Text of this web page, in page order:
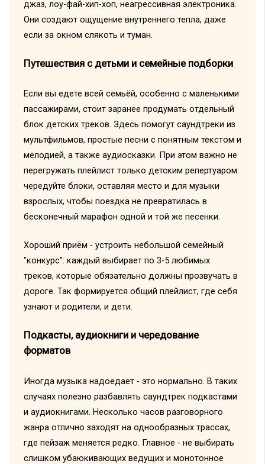
джаз, лоу-фай-хип-хоп, неагрессивная электроника.
Они создают ощущение внутреннего тепла, даже
если за окном слякоть и туман.
Путешествия с детьми и семейные подборки
Если вы едете всей семьёй, особенно с маленькими
пассажирами, стоит заранее продумать отдельный
блок детских треков. Здесь помогут саундтреки из
мультфильмов, простые песни с понятным текстом и
мелодией, а также аудиосказки. При этом важно не
перегружать плейлист только детским репертуаром:
чередуйте блоки, оставляя место и для музыки
взрослых, чтобы поездка не превратилась в
бесконечный марафон одной и той же песенки.
Хороший приём - устроить небольшой семейный
"конкурс": каждый выбирает по 3-5 любимых
треков, которые обязательно должны прозвучать в
дороге. Так формируется общий плейлист, где себя
узнают и родители, и дети.
Подкасты, аудиокниги и чередование
форматов
Иногда музыка надоедает - это нормально. В таких
случаях полезно разбавлять саундтрек подкастами
и аудиокнигами. Несколько часов разговорного
жанра отлично заходят на однообразных трассах,
где пейзаж меняется редко. Главное - не выбирать
слишком убаюкивающих ведущих и монотонное